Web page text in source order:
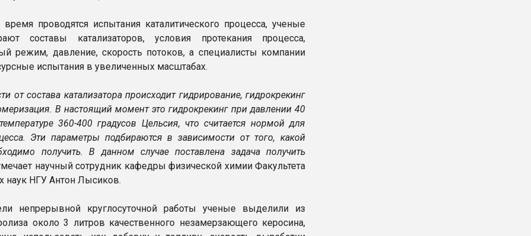
проводятся испытания каталитического процесса, ученые
составы катализаторов, условия протекания процесса,
режим, давление, скорость потоков, а специалисты компании
испытания в увеличенных масштабах.
от состава катализатора происходит гидрирование, гидрокрекинг
В настоящий момент это гидрокрекинг при давлении 40
360-400 градусов Цельсия, что считается нормой для
Эти параметры подбираются в зависимости от того, какой
получить. В данном случае поставлена задача получить
научный сотрудник кафедры физической химии Факультета
наук НГУ Антон Лысиков.
непрерывной круглосуточной работы ученые выделили из
около 3 литров качественного незамерзающего керосина,